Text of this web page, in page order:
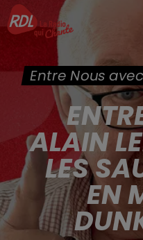
Entre Nous
ALAIN
LES
EN